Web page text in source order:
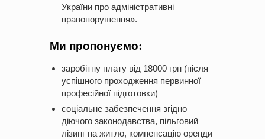
України про адміністративні
правопорушення».
Ми пропонуємо:
заробітну плату від 18000 грн (після
успішного проходження первинної
професійної підготовки)
соціальне забезпечення згідно
діючого законодавства, пільговий
лізинг на житло, компенсацію оренди